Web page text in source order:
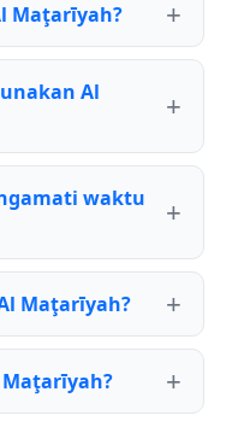
Maţarīyah?
Al
waktu
Maţarīyah?